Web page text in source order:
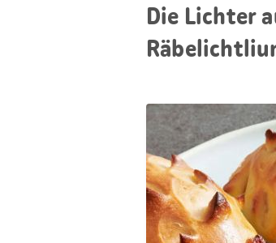
Die Lichter